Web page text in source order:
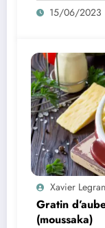
15/06/2023
Xavier
Gratin
(moussaka)